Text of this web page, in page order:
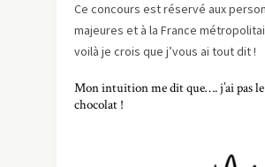
Ce concours est réservé aux
majeures et à la France
voilà je crois que j’vous ai tout dit !
Mon intuition me dit que…. j’ai pas le
chocolat !